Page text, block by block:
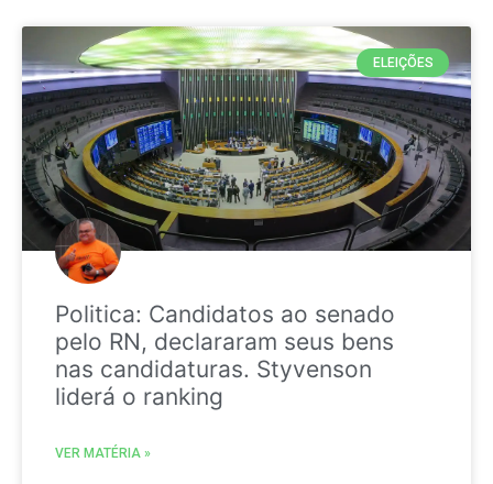
ELEIÇÕES
Politica: Candidatos ao senado
pelo RN, declararam seus bens
nas candidaturas. Styvenson
liderá o ranking
VER MATÉRIA »